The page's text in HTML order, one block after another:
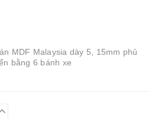
MDF Malaysia dày 5, 15mm phủ
bằng 6 bánh xe